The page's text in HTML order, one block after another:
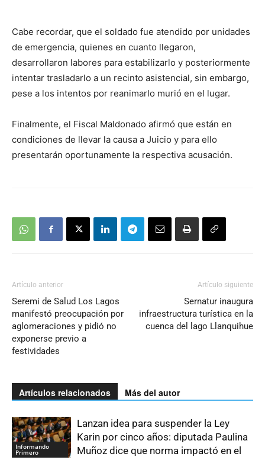
Cabe recordar, que el soldado fue atendido por unidades
de emergencia, quienes en cuanto llegaron,
desarrollaron labores para estabilizarlo y posteriormente
intentar trasladarlo a un recinto asistencial, sin embargo,
pese a los intentos por reanimarlo murió en el lugar.
Finalmente, el Fiscal Maldonado afirmó que están en
condiciones de llevar la causa a Juicio y para ello
presentarán oportunamente la respectiva acusación.
Artículo anterior
Seremi de Salud Los Lagos
manifestó preocupación por
aglomeraciones y pidió no
exponerse previo a
festividades
Artículo siguiente
Sernatur inaugura
infraestructura turística en la
cuenca del lago Llanquihue
Artículos relacionados Más del autor
Informando
Primero
Lanzan idea para suspender la Ley
Karin por cinco años: diputada Paulina
Muñoz dice que norma impactó en el